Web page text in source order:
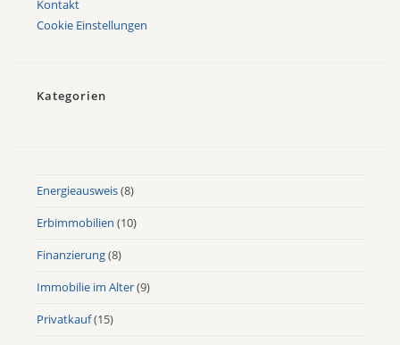
Kontakt
Cookie Einstellungen
Kategorien
Energieausweis(8)
Erbimmobilien (10)
Finanzierung(8)
Immobilie im Alter(9)
Privatkauf(15)